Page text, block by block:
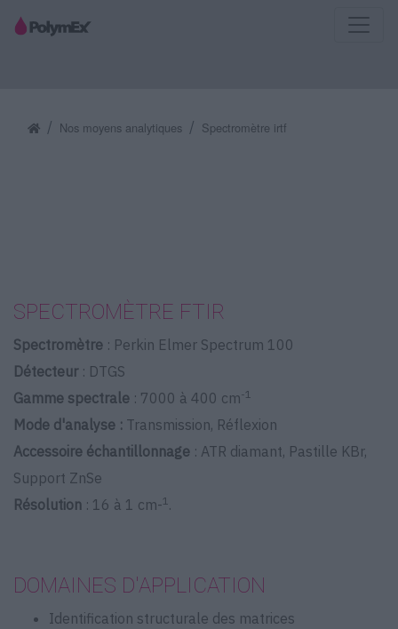
Nos moyens analytiques Spectromètre irtf
SPECTROMÈTRE FTIR
Spectromètre : Perkin Elmer Spectrum 100
Détecteur: DTGS
Gamme spectrale : 7000 à 400 cm-1
Mode d'analyse : Transmission, Réflexion
Accessoire échantillonnage : ATR diamant, Pastille KBr,
Support ZnSe
Résolution : 16 à 1 cm-1.
DOMAINES D'APPLICATION
Identification structurale des matrices